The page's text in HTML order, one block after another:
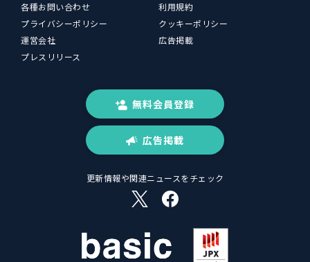
各種お問い合わせ
利用規約
プライバシーポリシー
クッキーポリシー
運営会社
広告掲載
プレスリリース
無料会員登録
広告掲載
更新情報や関連ニュースをチェック